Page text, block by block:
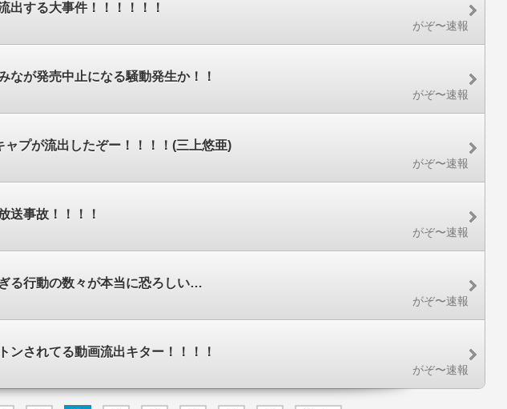
出する大事件！！！！！！
がぞ〜速報
なが発売中止になる騒動発生か！！
がぞ〜速報
プが流出したぞー！！！！(三上悠亜)
がぞ〜速報
送事故！！！！
がぞ〜速報
る行動の数々が本当に恐ろしい…
がぞ〜速報
ンされてる動画流出キター！！！！
がぞ〜速報